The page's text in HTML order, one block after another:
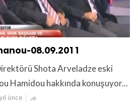
08.09.2011
Shota Arveladze eski
Hamidou hakkında konuşuyor...
önce 